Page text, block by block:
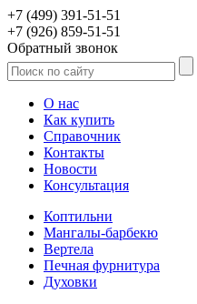
+7 (499) 391-51-51
+7 (926) 859-51-51
Обратный звонок
О нас
Как купить
Справочник
Контакты
Новости
Консультация
Коптильни
Мангалы-барбекю
Вертела
Печная фурнитура
Духовки